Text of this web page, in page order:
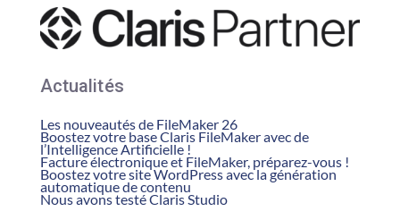
Actualités
Les nouveautés de FileMaker 26
Boostez votre base Claris FileMaker avec de
l’Intelligence Artificielle !
Facture électronique et FileMaker, préparez-vous !
Boostez votre site WordPress avec la génération
automatique de contenu
Nous avons testé Claris Studio